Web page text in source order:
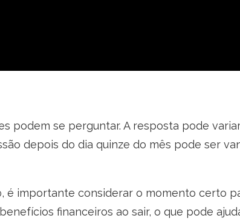
podem se perguntar. A resposta pode
depois do dia quinze do mês pode ser
é importante considerar o momento certo
financeiros ao sair, o que pode